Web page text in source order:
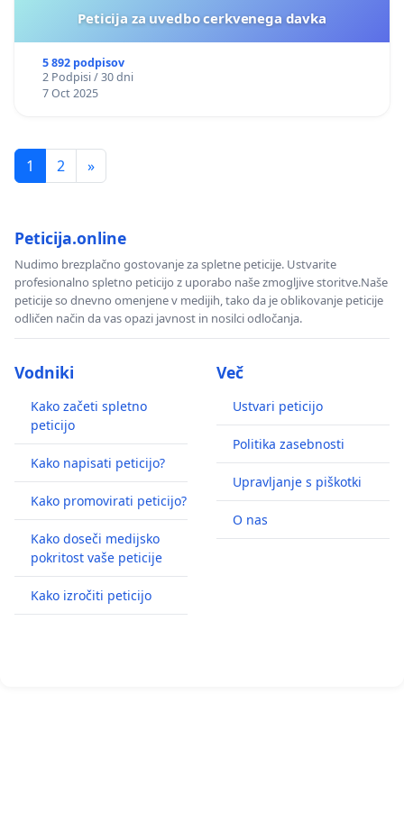
Peticija za uvedbo cerkvenega davka
5 892 podpisov
2 Podpisi / 30 dni
7 Oct 2025
1 2 »
Peticija.online
Nudimo brezplačno gostovanje za spletne peticije. Ustvarite
profesionalno spletno peticijo z uporabo naše zmogljive storitve.Naše
peticije so dnevno omenjene v medijih, tako da je oblikovanje peticije
odličen način da vas opazi javnost in nosilci odločanja.
Vodniki
Kako začeti spletno
peticijo
Kako napisati peticijo?
Kako promovirati peticijo?
Kako doseči medijsko
pokritost vaše peticije
Kako izročiti peticijo
Več
Ustvari peticijo
Politika zasebnosti
Upravljanje s piškotki
O nas